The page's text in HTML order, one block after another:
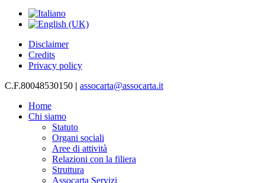
Disclaimer
Credits
Privacy policy
C.F.80048530150 | assocarta@assocarta.it
Home
Chi siamo
Statuto
Organi sociali
Aree di attività
Relazioni con la filiera
Struttura
Assocarta Servizi